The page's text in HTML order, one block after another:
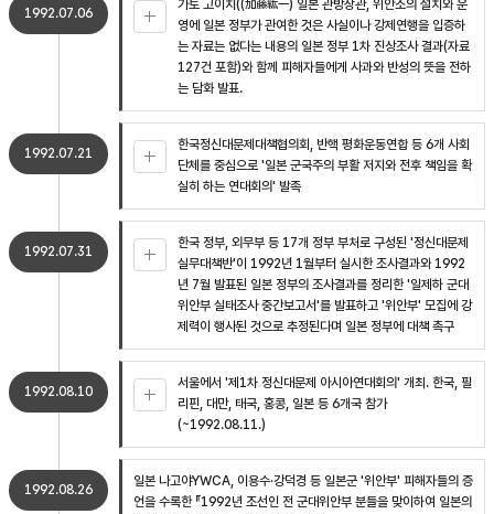
1992.07.06
가토 고이치((加藤紘一) 일본 관방장관, 위안소의 설치와 운
영에 일본 정부가 관여한 것은 사실이나 강제연행을 입증하
는 자료는 없다는 내용의 일본 정부 1차 진상조사 결과(자료
127건 포함)와 함께 피해자들에게 사과와 반성의 뜻을 전하
는 담화 발표.
1992.07.21
한국정신대문제대책협의회, 반핵 평화운동연합 등 6개 사회
단체를 중심으로 '일본 군국주의 부활 저지와 전후 책임을 확
실히 하는 연대회의' 발족
1992.07.31
한국 정부, 외무부 등 17개 정부 부처로 구성된 '정신대문제
실무대책반'이 1992년 1월부터 실시한 조사결과와 1992
년 7월 발표된 일본 정부의 조사결과를 정리한 '일제하 군대
위안부 실태조사 중간보고서'를 발표하고 '위안부' 모집에 강
제력이 행사된 것으로 추정된다며 일본 정부에 대책 촉구
1992.08.10
서울에서 '제1차 정신대문제 아시아연대회의' 개최. 한국, 필
리핀, 대만, 태국, 홍콩, 일본 등 6개국 참가
(~1992.08.11.)
1992.08.26
일본 나고야YWCA, 이용수·강덕경 등 일본군 '위안부' 피해자들의 증
언을 수록한 『1992년 조선인 전 군대위안부 분들을 맞이하여 일본의